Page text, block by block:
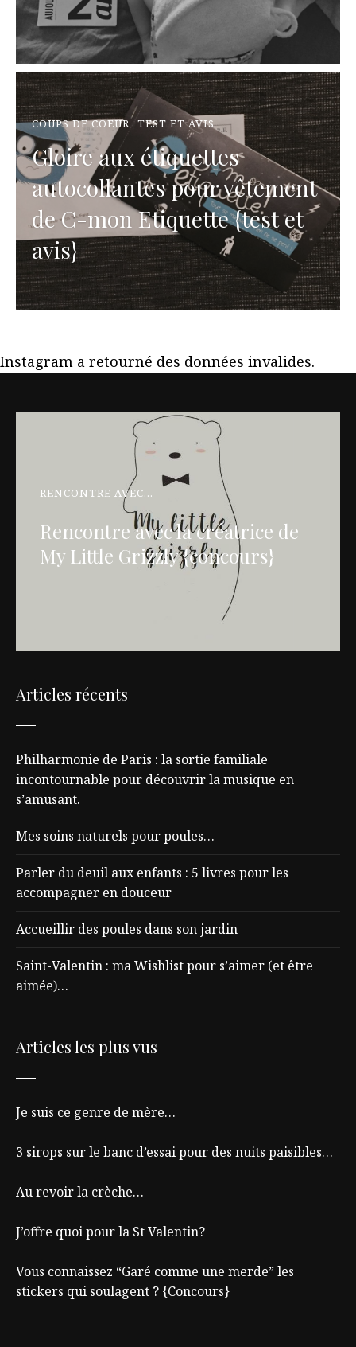
COUPS DE COEUR TEST ET AVIS
Gloire aux étiquettes
autocollantes pour vêtement
de C-mon Etiquette {test et
avis}
Instagram a retourné des données invalides.
RENCONTRE AVEC...
Rencontre avec la créatrice de
My Little Grizzly {concours}
Articles récents
Philharmonie de Paris : la sortie familiale
incontournable pour découvrir la musique en
s’amusant.
Mes soins naturels pour poules…
Parler du deuil aux enfants : 5 livres pour les
accompagner en douceur
Accueillir des poules dans son jardin
Saint-Valentin : ma Wishlist pour s’aimer (et être
aimée)…
Articles les plus vus
Je suis ce genre de mère…
3 sirops sur le banc d’essai pour des nuits paisibles…
Au revoir la crèche…
J’offre quoi pour la St Valentin?
Vous connaissez “Garé comme une merde” les
stickers qui soulagent ? {Concours}